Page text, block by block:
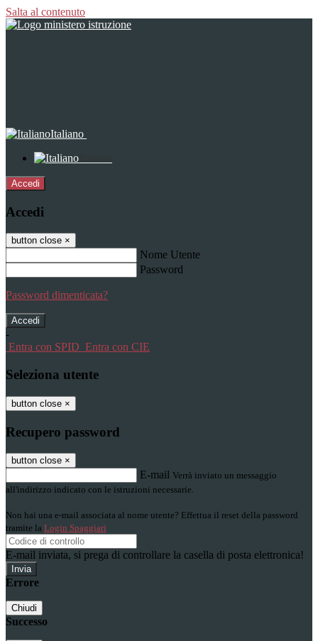
Salta al contenuto
Italiano
Accedi
Accedi
button close ×
Nome Utente
Password
Password dimenticata?
-
Entra con SPID Entra con CIE
Seleziona utente
button close ×
Recupero password
button close ×
E-mail Verrà inviato un messaggio
all'indirizzo indicato con le istruzioni necessarie.
Non hai una e-mail associata al nome utente? Effettua il reset della password
tramite la Login Spaggiari
E-mail inviata, si prega di controllare la casella di posta elettronica!
Errore
Chiudi
Successo